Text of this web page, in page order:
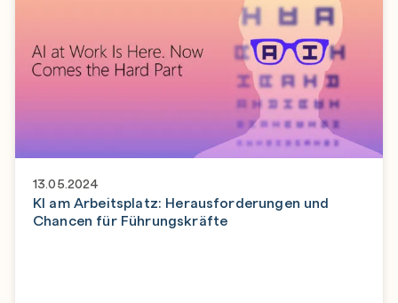
13.05.2024
KI am Arbeitsplatz: Herausforderungen und
Chancen für Führungskräfte